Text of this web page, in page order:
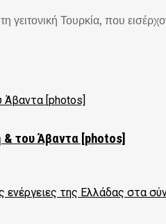
γειτονική Τουρκία, που
του Άβαντα [photos]